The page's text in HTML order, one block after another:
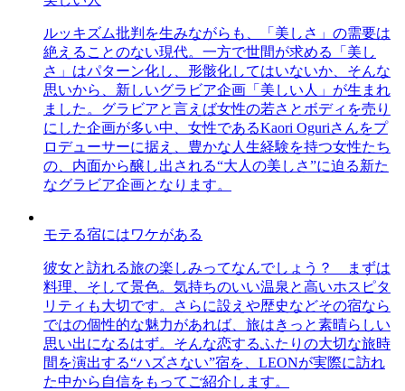
ルッキズム批判を生みながらも、「美しさ」の需要は
絶えることのない現代。一方で世間が求める「美し
さ」はパターン化し、形骸化してはいないか、そんな
思いから、新しいグラビア企画「美しい人」が生まれ
ました。グラビアと言えば女性の若さとボディを売り
にした企画が多い中、女性であるKaori Oguriさんをプ
ロデューサーに据え、豊かな人生経験を持つ女性たち
の、内面から醸し出される“大人の美しさ”に迫る新た
なグラビア企画となります。
モテる宿にはワケがある
彼女と訪れる旅の楽しみってなんでしょう？ まずは
料理、そして景色。気持ちのいい温泉と高いホスピタ
リティも大切です。さらに設えや歴史などその宿なら
ではの個性的な魅力があれば、旅はきっと素晴らしい
思い出になるはず。そんな恋するふたりの大切な旅時
間を演出する“ハズさない”宿を、LEONが実際に訪れ
た中から自信をもってご紹介します。